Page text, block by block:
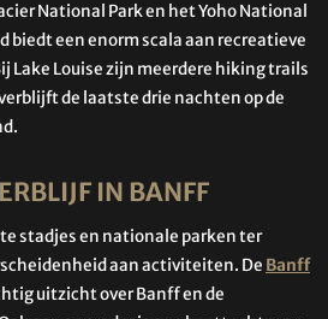
National Park en het Yoho National
biedt een enorm scala aan recreatieve
Lake Louise zijn meerdere hiking trails
de laatste drie nachten op de
IN BANFF
stadjes en nationale parken ter
aan activiteiten. De Banff
uitzicht over Banff en de